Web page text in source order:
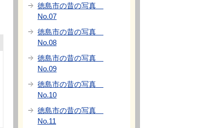
徳島市の昔の写真
No.07
徳島市の昔の写真
No.08
徳島市の昔の写真
No.09
徳島市の昔の写真
No.10
徳島市の昔の写真
No.11